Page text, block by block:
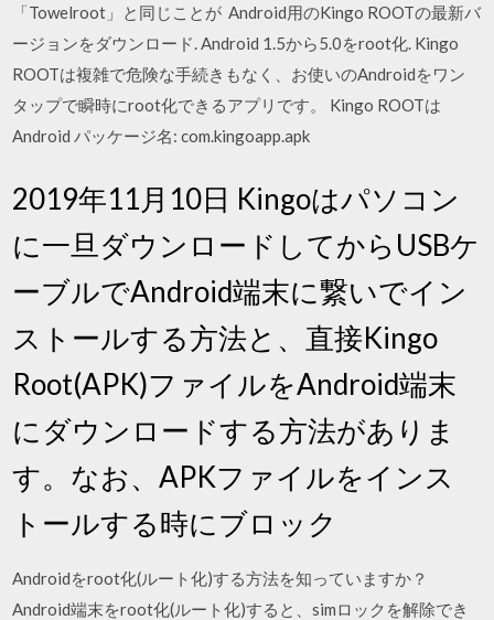
「Towelroot」と同じことが Android用のKingo ROOTの最新バ
ージョンをダウンロード. Android 1.5から5.0をroot化. Kingo
ROOTは複雑で危険な手続きもなく、お使いのAndroidをワン
タップで瞬時にroot化できるアプリです。 Kingo ROOTは
Android パッケージ名: com.kingoapp.apk
2019年11月10日 Kingoはパソコン
に一旦ダウンロードしてからUSBケ
ーブルでAndroid端末に繋いでイン
ストールする方法と、直接Kingo
Root(APK)ファイルをAndroid端末
にダウンロードする方法がありま
す。なお、APKファイルをインス
トールする時にブロック
Androidをroot化(ルート化)する方法を知っていますか？
Android端末をroot化(ルート化)すると、simロックを解除でき